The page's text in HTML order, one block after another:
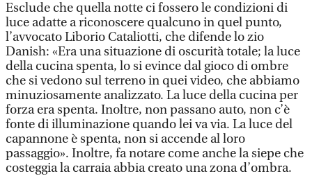
Esclude che quella notte ci fossero le condizioni di
luce adatte a riconoscere qualcuno in quel punto,
l’avvocato Liborio Cataliotti, che difende lo zio
Danish: «Era una situazione di oscurità totale; la luce
della cucina spenta, lo si evince dal gioco di ombre
che si vedono sul terreno in quei video, che abbiamo
minuziosamente analizzato. La luce della cucina per
forza era spenta. Inoltre, non passano auto, non c’è
fonte di illuminazione quando lei va via. La luce del
capannone è spenta, non si accende al loro
passaggio». Inoltre, fa notare come anche la siepe che
costeggia la carraia abbia creato una zona d’ombra.